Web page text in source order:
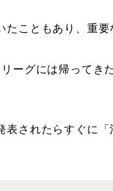
こともあり、重要
ーグには帰ってき
表されたらすぐに